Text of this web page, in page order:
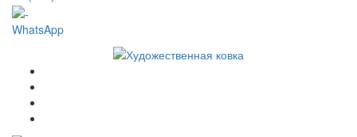
WhatsApp